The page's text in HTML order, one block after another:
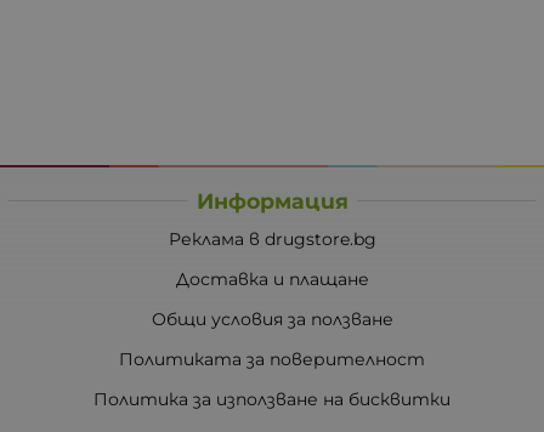
Информация
Реклама в drugstore.bg
Доставка и плащане
Общи условия за ползване
Политиката за поверителност
Политика за използване на бисквитки